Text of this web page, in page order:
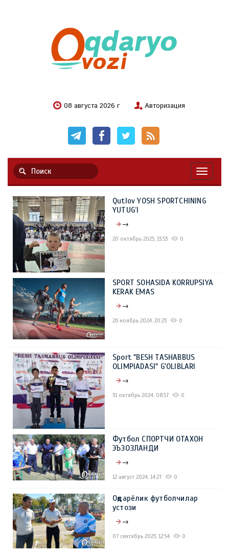
08 августа 2026 г Авторизация
Qutlov YOSH SPORTCHINING
YUTUG’I
→
20 октябрь 2025, 13:53 0
SPORT SOHASIDA KORRUPSIYA
KERAK EMAS
→
26 ноябрь 2024, 20:23 0
Sport "BESH TASHABBUS
OLIMPIADASI" G'OLIBLARI
→
31 октябрь 2024, 08:57 0
Футбол СПОРТЧИ ОТАХОН
ЭЪЗОЗЛАНДИ
→
12 август 2024, 14:27 0
Оқдарёлик футболчилар
устози
→
07 сентябрь 2023, 12:54 0